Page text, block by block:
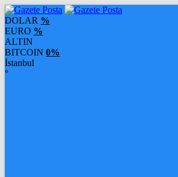
DOLAR %
EURO %
ALTIN
BITCOIN 0%
İstanbul
°